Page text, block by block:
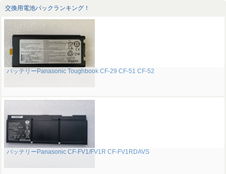
交換用電池パックランキング！
バッテリーPanasonic Toughbook CF-29 CF-51 CF-52
バッテリーPanasonic CF-FV1/FV1R CF-FV1RDAVS